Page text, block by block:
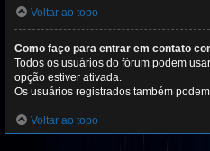
Voltar ao topo
Como faço para entrar em contato
Todos os usuários do fórum podem
opção estiver ativada.
Os usuários registrados também
Voltar ao topo